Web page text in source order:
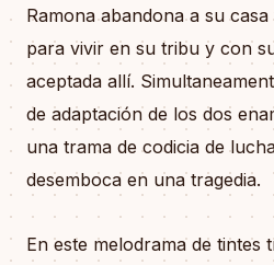
Ramona abandona a su
para vivir en su tribu y con
aceptada allí.
de adaptación de los dos
una trama de codicia de
desemboca en una tragedia.
En este melodrama de tintes